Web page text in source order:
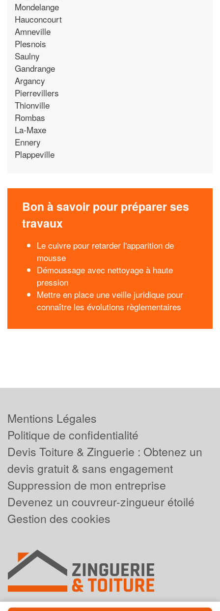
Mondelange
Hauconcourt
Amneville
Plesnois
Saulny
Gandrange
Argancy
Pierrevillers
Thionville
Rombas
La-Maxe
Ennery
Plappeville
Bon à savoir pour préparer ses
travaux
Le cuivre pour retarder l'apparition de
mousse
Démoussage avec nettoyage à haute
pression
Mettre en place une veille juridique pour
connaître les évolutions règlementaires
Mentions Légales
Politique de confidentialité
Devis Toiture & Zinguerie : Obtenez un
devis gratuit & sans engagement
Suppression de mon entreprise
Devenez un couvreur-zingueur étoilé
Gestion des cookies